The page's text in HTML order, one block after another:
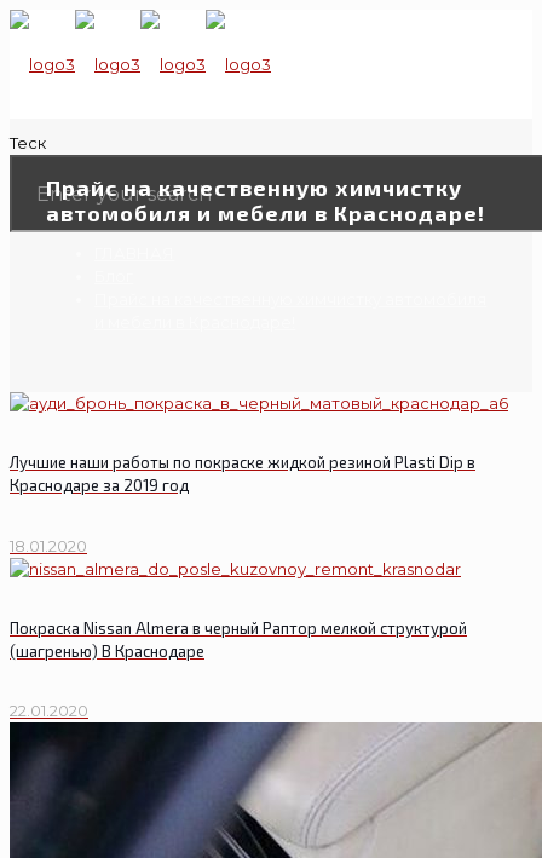
Теск
Прайс на качественную химчистку
автомобиля и мебели в Краснодаре!
Лучшие наши работы по покраске жидкой резиной Plasti Dip в
Краснодаре за 2019 год
18.01.2020
Покраска Nissan Almera в черный Раптор мелкой структурой
(шагренью) В Краснодаре
22.01.2020